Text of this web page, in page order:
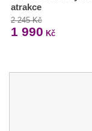
atrakce
2 245 Kč
1 990 Kč